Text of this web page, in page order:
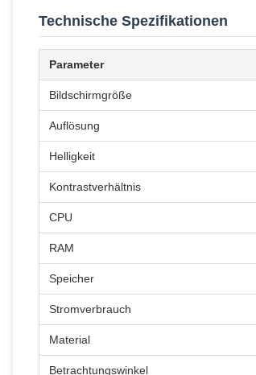
Technische Spezifikationen
Parameter
Bildschirmgröße
Auflösung
Helligkeit
Kontrastverhältnis
CPU
RAM
Speicher
Stromverbrauch
Material
Betrachtungswinkel